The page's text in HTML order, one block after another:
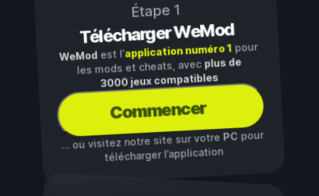
Étape 1
Télécharger WeMod
WeModest l’application numéro 1pour
les mods et cheats, avec plus de
3000 jeux compatibles
Commencer
… ou visitez notre site sur votre PCpour
télécharger l’application